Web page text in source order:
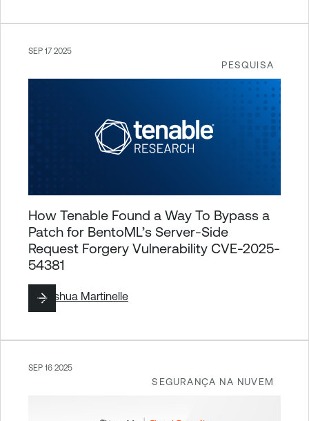
PESQUISA
SEP 17 2025
How Tenable Found a Way To Bypass a
Patch for BentoML’s Server-Side
Request Forgery Vulnerability CVE-2025-
54381
ByJoshua Martinelle
SEGURANÇA NA NUVEM
SEP 16 2025